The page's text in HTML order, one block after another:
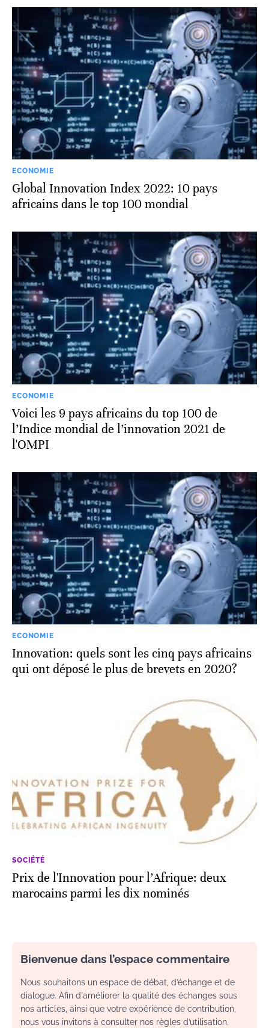
ECONOMIE
Global Innovation Index 2022: 10 pays
africains dans le top 100 mondial
ECONOMIE
Voici les 9 pays africains du top 100 de
l’Indice mondial de l’innovation 2021 de
l'OMPI
ECONOMIE
Innovation: quels sont les cinq pays africains
qui ont déposé le plus de brevets en 2020?
SOCIÉTÉ
Prix de l'Innovation pour l’Afrique: deux
marocains parmi les dix nominés
Bienvenue dans l’espace commentaire
Nous souhaitons un espace de débat, d’échange et de
dialogue. Afin d'améliorer la qualité des échanges sous
nos articles, ainsi que votre expérience de contribution,
nous vous invitons à consulter nos règles d’utilisation.